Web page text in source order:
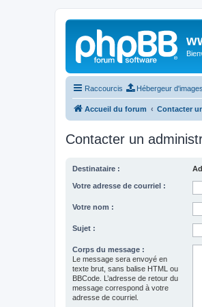
Raccourcis Hébergeur d'images
Accueil du forum Contacter
Contacter un
Destinataire :
Votre adresse de courriel :
Votre nom :
Sujet :
Corps du message :
Le message sera envoyé en
texte brut, sans balise HTML ou
BBCode. L’adresse de retour du
message correspond à votre
adresse de courriel.